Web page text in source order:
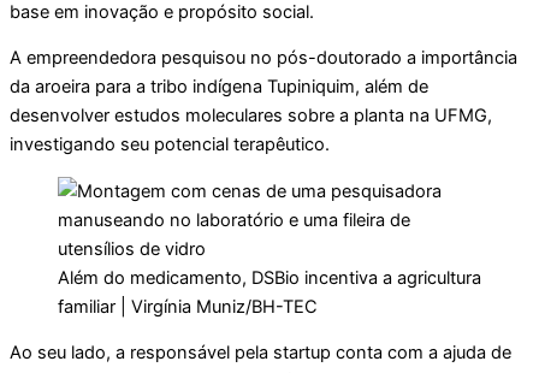
base em inovação e propósito social.
A empreendedora pesquisou no pós-doutorado a importância
da aroeira para a tribo indígena Tupiniquim, além de
desenvolver estudos moleculares sobre a planta na UFMG,
investigando seu potencial terapêutico.
Além do medicamento, DSBio incentiva a agricultura
familiar | Virgínia Muniz/BH-TEC
Ao seu lado, a responsável pela startup conta com a ajuda de